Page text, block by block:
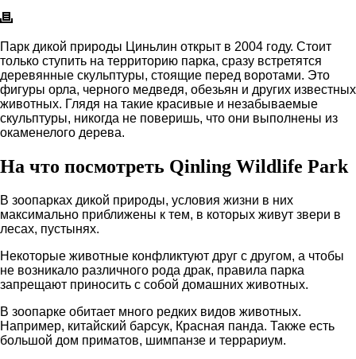
Парк дикой природы Циньлин открыт в 2004 году. Стоит
только ступить на территорию парка, сразу встретятся
деревянные скульптуры, стоящие перед воротами. Это
фигуры орла, черного медведя, обезьян и других известных
животных. Глядя на такие красивые и незабываемые
скульптуры, никогда не поверишь, что они выполнены из
окаменелого дерева.
На что посмотреть Qinling Wildlife Park
В зоопарках дикой природы, условия жизни в них
максимально приближены к тем, в которых живут звери в
лесах, пустынях.
Некоторые животные конфликтуют друг с другом, а чтобы
не возникало различного рода драк, правила парка
запрещают приносить с собой домашних животных.
В зоопарке обитает много редких видов животных.
Например, китайский барсук, Красная панда. Также есть
большой дом приматов, шимпанзе и террариум.